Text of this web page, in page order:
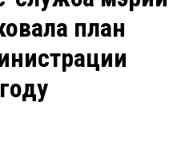
Блоги
Архив
план